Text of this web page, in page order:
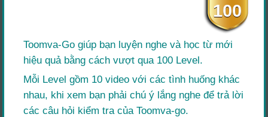
Level: 3 Level: 4
100
Toomva-Go giúp bạn luyện nghe và học từ mới
hiệu quả bằng cách vượt qua 100 Level.
Mỗi Level gồm 10 video với các tình huống khác
nhau, khi xem bạn phải chú ý lắng nghe để trả lời
các câu hỏi kiểm tra của Toomva-go.